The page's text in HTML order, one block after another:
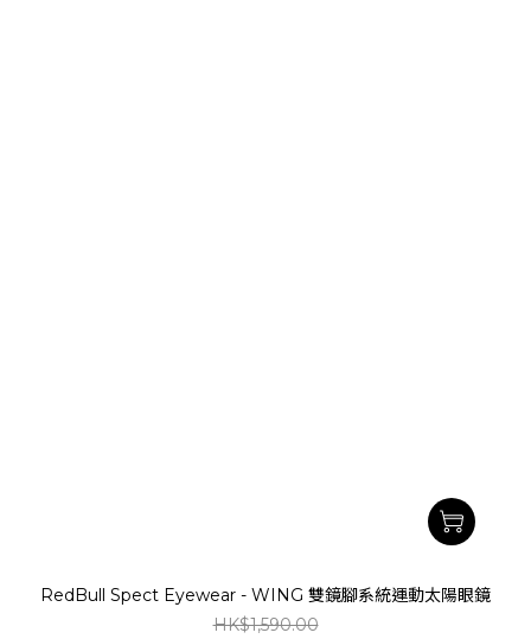
RedBull Spect Eyewear - WING 雙鏡腳系統運動太陽眼鏡
HK$1,590.00